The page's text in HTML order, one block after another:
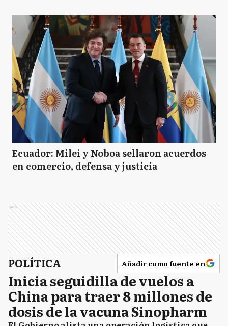
Ecuador: Milei y Noboa sellaron acuerdos
en comercio, defensa y justicia
Ads
POLÍTICA Añadir como fuente en
Inicia seguidilla de vuelos a
China para traer 8 millones de
dosis de la vacuna Sinopharm